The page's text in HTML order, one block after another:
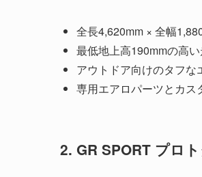
全長4,620mm × 全幅
最低地上高190mmの高
アウトドア向けのタフな
専用エアロパーツとカス
2. GR SPORT プロ